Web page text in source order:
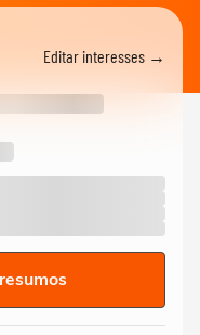
Editar interesses →